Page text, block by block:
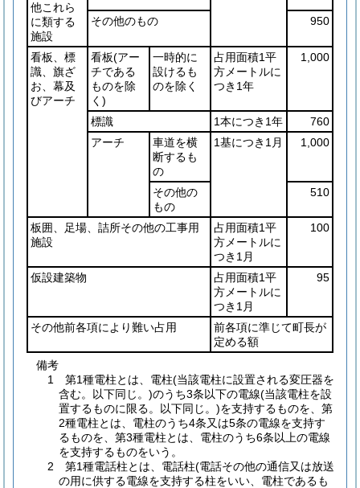
他これら
に類する
施設
その他のもの 950
看板、標
識、旗ざ
お、幕及
びアーチ
看板(アー
チである
ものを除
く)
一時的に
設けるも
のを除く
占用面積1平
方メートルに
つき1年
1,000
標識 1本につき1年
760
アーチ
車道を横
断するも
の
1基につき1月 1,000
その他の
もの
510
板囲、足場、詰所その他の工事用
施設
占用面積1平
方メートルに
つき1月
100
仮設建築物
占用面積1平
方メートルに
つき1月
95
その他前各項により難い占用
前各項に準じて町長が
定める額
備考
1 第1種電柱とは、電柱(当該電柱に設置される変圧器を
含む。以下同じ。)のうち3条以下の電線(当該電柱を設
置するものに限る。以下同じ。)を支持するものを、第
2種電柱とは、電柱のうち4条又は5条の電線を支持す
るものを、第3種電柱とは、電柱のうち6条以上の電線
を支持するものをいう。
2 第1種電話柱とは、電話柱(電話その他の通信又は放送
の用に供する電線を支持する柱をいい、電柱であるも